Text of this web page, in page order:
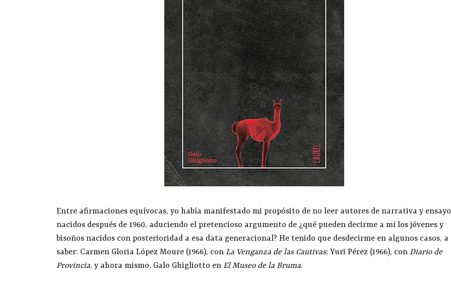
Entre afirmaciones equívocas, yo había manifestado mi propósito de no leer autores de narrativa y ensayo
nacidos después de 1960, aduciendo el pretencioso argumento de ¿qué pueden decirme a mí los jóvenes y
bisoños nacidos con posterioridad a esa data generacional? He tenido que desdecirme en algunos casos, a
saber: Carmen Gloria López Moure (1966), con La Venganza de las Cautivas; Yuri Pérez (1966), con Diario de
Provincia, y ahora mismo, Galo Ghigliotto en El Museo de la Bruma.